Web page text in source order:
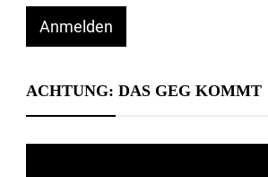
Anmelden
ACHTUNG: DAS GEG KOMMT